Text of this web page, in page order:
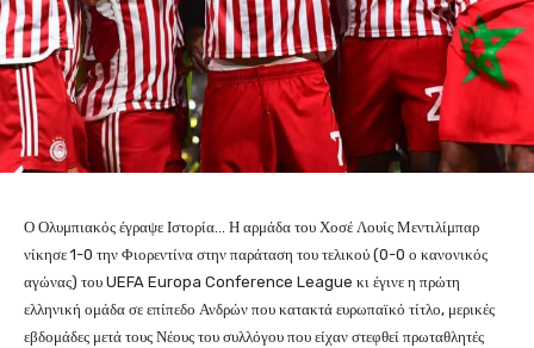
Ο Ολυμπιακός έγραψε Ιστορία… Η αρμάδα του Χοσέ Λουίς Μεντιλίμπαρ
νίκησε 1-0 την Φιορεντίνα στην παράταση του τελικού (0-0 ο κανονικός
αγώνας) του UEFA Europa Conference League κι έγινε η πρώτη
ελληνική ομάδα σε επίπεδο Ανδρών που κατακτά ευρωπαϊκό τίτλο, μερικές
εβδομάδες μετά τους Νέους του συλλόγου που είχαν στεφθεί πρωταθλητές